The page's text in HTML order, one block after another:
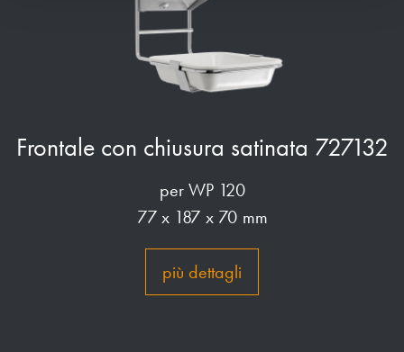
Frontale con chiusura satinata 727132
per WP 120
77 x 187 x 70 mm
più dettagli